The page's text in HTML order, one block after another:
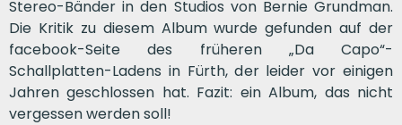
Stereo-Bänder in den Studios von Bernie Grundman.
Die Kritik zu diesem Album wurde gefunden auf der
facebook-Seite des früheren „Da Capo“-
Schallplatten-Ladens in Fürth, der leider vor einigen
Jahren geschlossen hat. Fazit: ein Album, das nicht
vergessen werden soll!